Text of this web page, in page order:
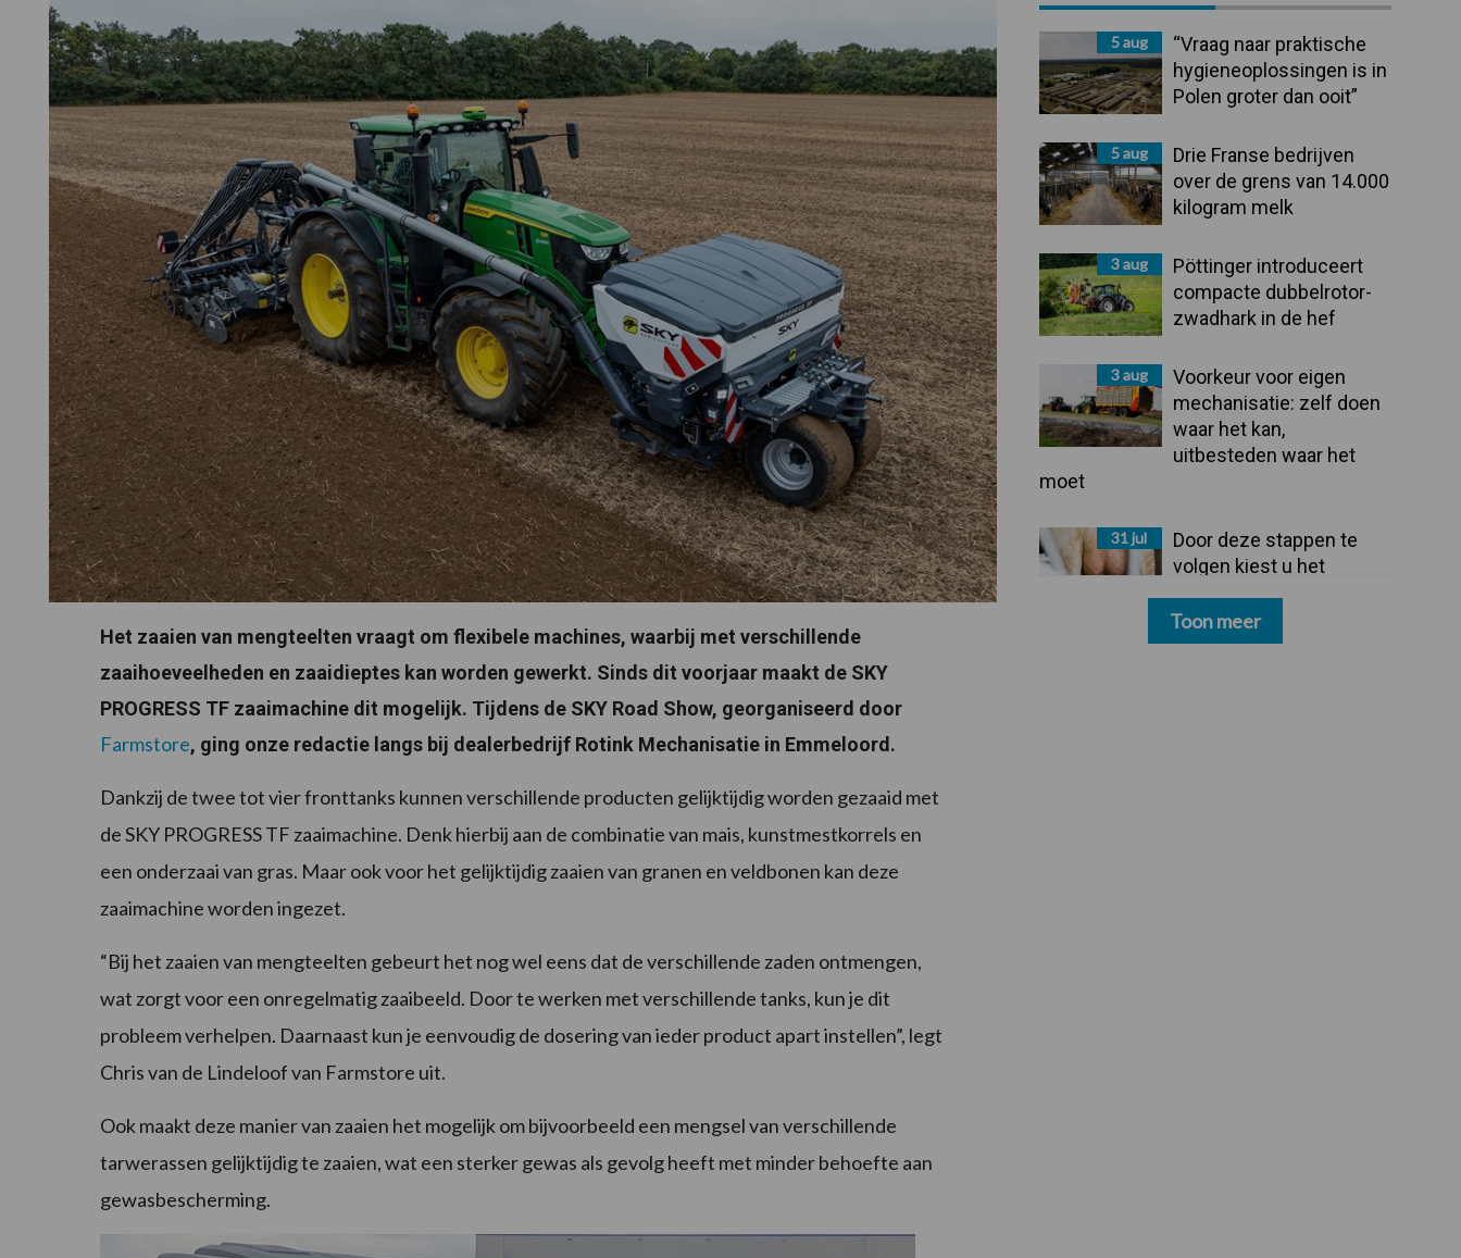
Het zaaien van mengteelten vraagt om flexibele machines, waarbij met verschillende
zaaihoeveelheden en zaaidieptes kan worden gewerkt. Sinds dit voorjaar maakt de SKY
PROGRESS TF zaaimachine dit mogelijk. Tijdens de SKY Road Show, georganiseerd door
Farmstore, ging onze redactie langs bij dealerbedrijf Rotink Mechanisatie in Emmeloord.
Dankzij de twee tot vier fronttanks kunnen verschillende producten gelijktijdig worden gezaaid met
de SKY PROGRESS TF zaaimachine. Denk hierbij aan de combinatie van mais, kunstmestkorrels en
een onderzaai van gras. Maar ook voor het gelijktijdig zaaien van granen en veldbonen kan deze
zaaimachine worden ingezet.
“Bij het zaaien van mengteelten gebeurt het nog wel eens dat de verschillende zaden ontmengen,
wat zorgt voor een onregelmatig zaaibeeld. Door te werken met verschillende tanks, kun je dit
probleem verhelpen. Daarnaast kun je eenvoudig de dosering van ieder product apart instellen”, legt
Chris van de Lindeloof van Farmstore uit.
Ook maakt deze manier van zaaien het mogelijk om bijvoorbeeld een mengsel van verschillende
tarwerassen gelijktijdig te zaaien, wat een sterker gewas als gevolg heeft met minder behoefte aan
gewasbescherming.
Sidebar5 aug
“Vraag naar praktische
hygieneoplossingen is in
Polen groter dan ooit”
5 aug
Drie Franse bedrijven
over de grens van 14.000
kilogram melk
3 aug
Pöttinger introduceert
compacte dubbelrotor-
zwadhark in de hef
3 aug
Voorkeur voor eigen
mechanisatie: zelf doen
waar het kan,
uitbesteden waar het
moet
31 jul
Door deze stappen te
volgen kiest u het
dipmiddel dat bij uw
bedrijf past
Toon meer